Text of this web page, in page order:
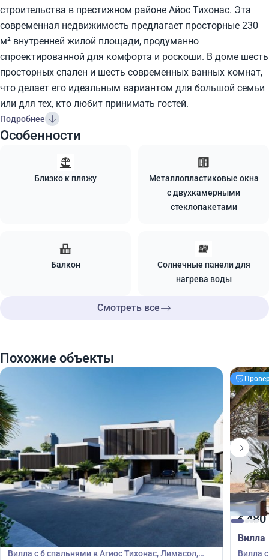
строительства в престижном районе Айос Тихонас. Эта
современная недвижимость предлагает просторные 230
м² внутренней жилой площади, продуманно
спроектированной для комфорта и роскоши. В доме шесть
просторных спален и шесть современных ванных комнат,
что делает его идеальным вариантом для большой семьи
или для тех, кто любит принимать гостей.
Подробнее
Особенности
Близко к пляжу
Металлопластиковые окна
с двухкамерными
стеклопакетами
Балкон
Солнечные панели для
нагрева воды
Смотреть все
Похожие объекты
€1 800 000
Вилла
Вилла с 6 спальнями в Агиос Тихонас, Лимасол,
€480
Вилла
Вилла